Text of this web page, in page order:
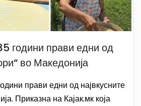
години прави едни од
во Македонија
прави едни од највкусните
Приказна на Кајак.мк која